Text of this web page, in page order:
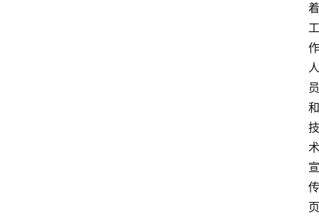
着
工
作
人
员
和
技
术
宣
传
页